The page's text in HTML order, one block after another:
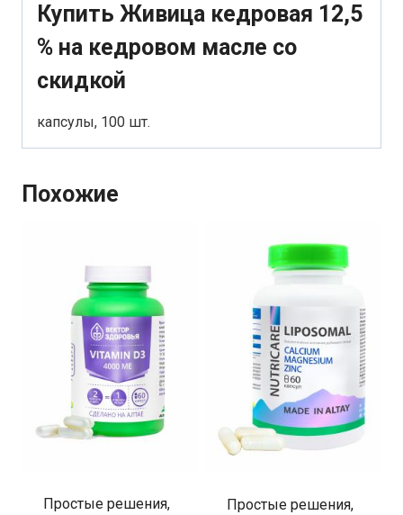
Купить Живица кедровая 12,5
% на кедровом масле со
скидкой
капсулы, 100 шт.
Похожие
Простые решения,
Простые решения,